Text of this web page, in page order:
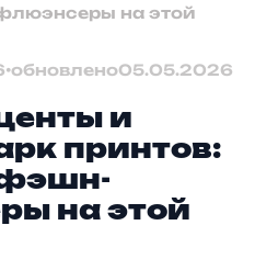
на этой
•обновлено05.05.2026
и
принтов:
на этой